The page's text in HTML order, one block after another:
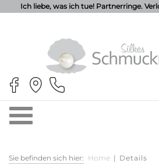
Ich liebe, was ich tue! Partnerringe.
Sie befinden sich hier: Home | Details